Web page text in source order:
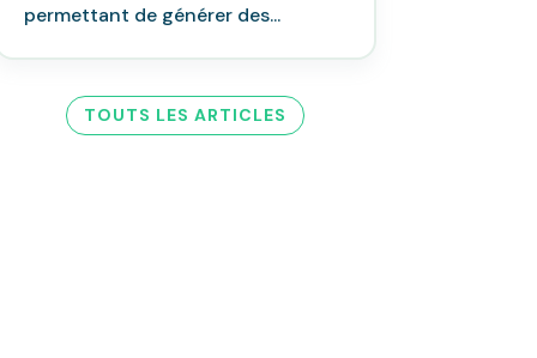
permettant de générer des...
TOUTS LES ARTICLES